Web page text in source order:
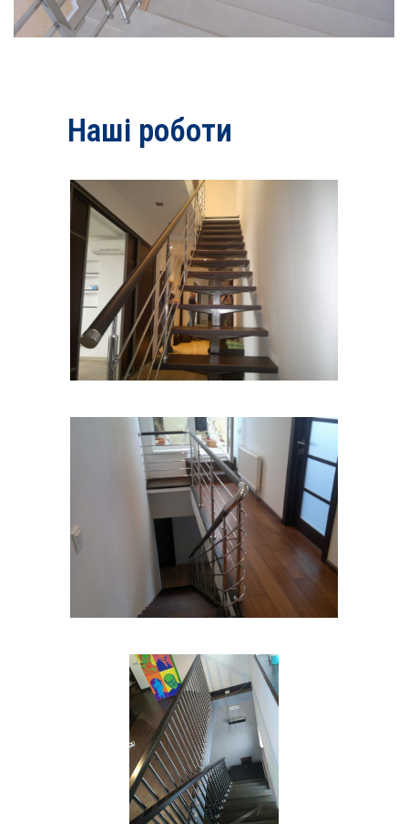
Наші роботи